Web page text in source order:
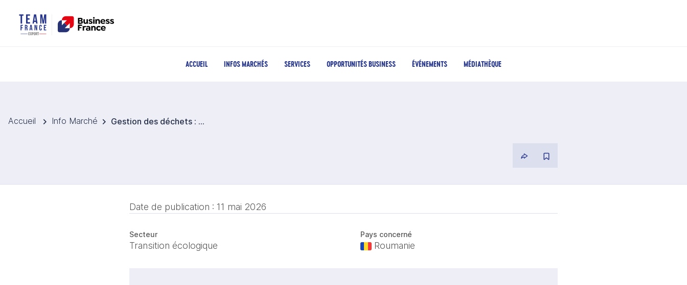
ACCUEIL INFOS MARCHÉS SERVICES OPPORTUNITÉS BUSINESS ÉVÉNEMENTS MÉDIATHÈQUE
Accueil Info Marché Gestion des déchets : un marché en transformation porté par les investissements publics
Date de publication : 11 mai 2026
Secteur
Transition écologique
Pays concerné
Roumanie